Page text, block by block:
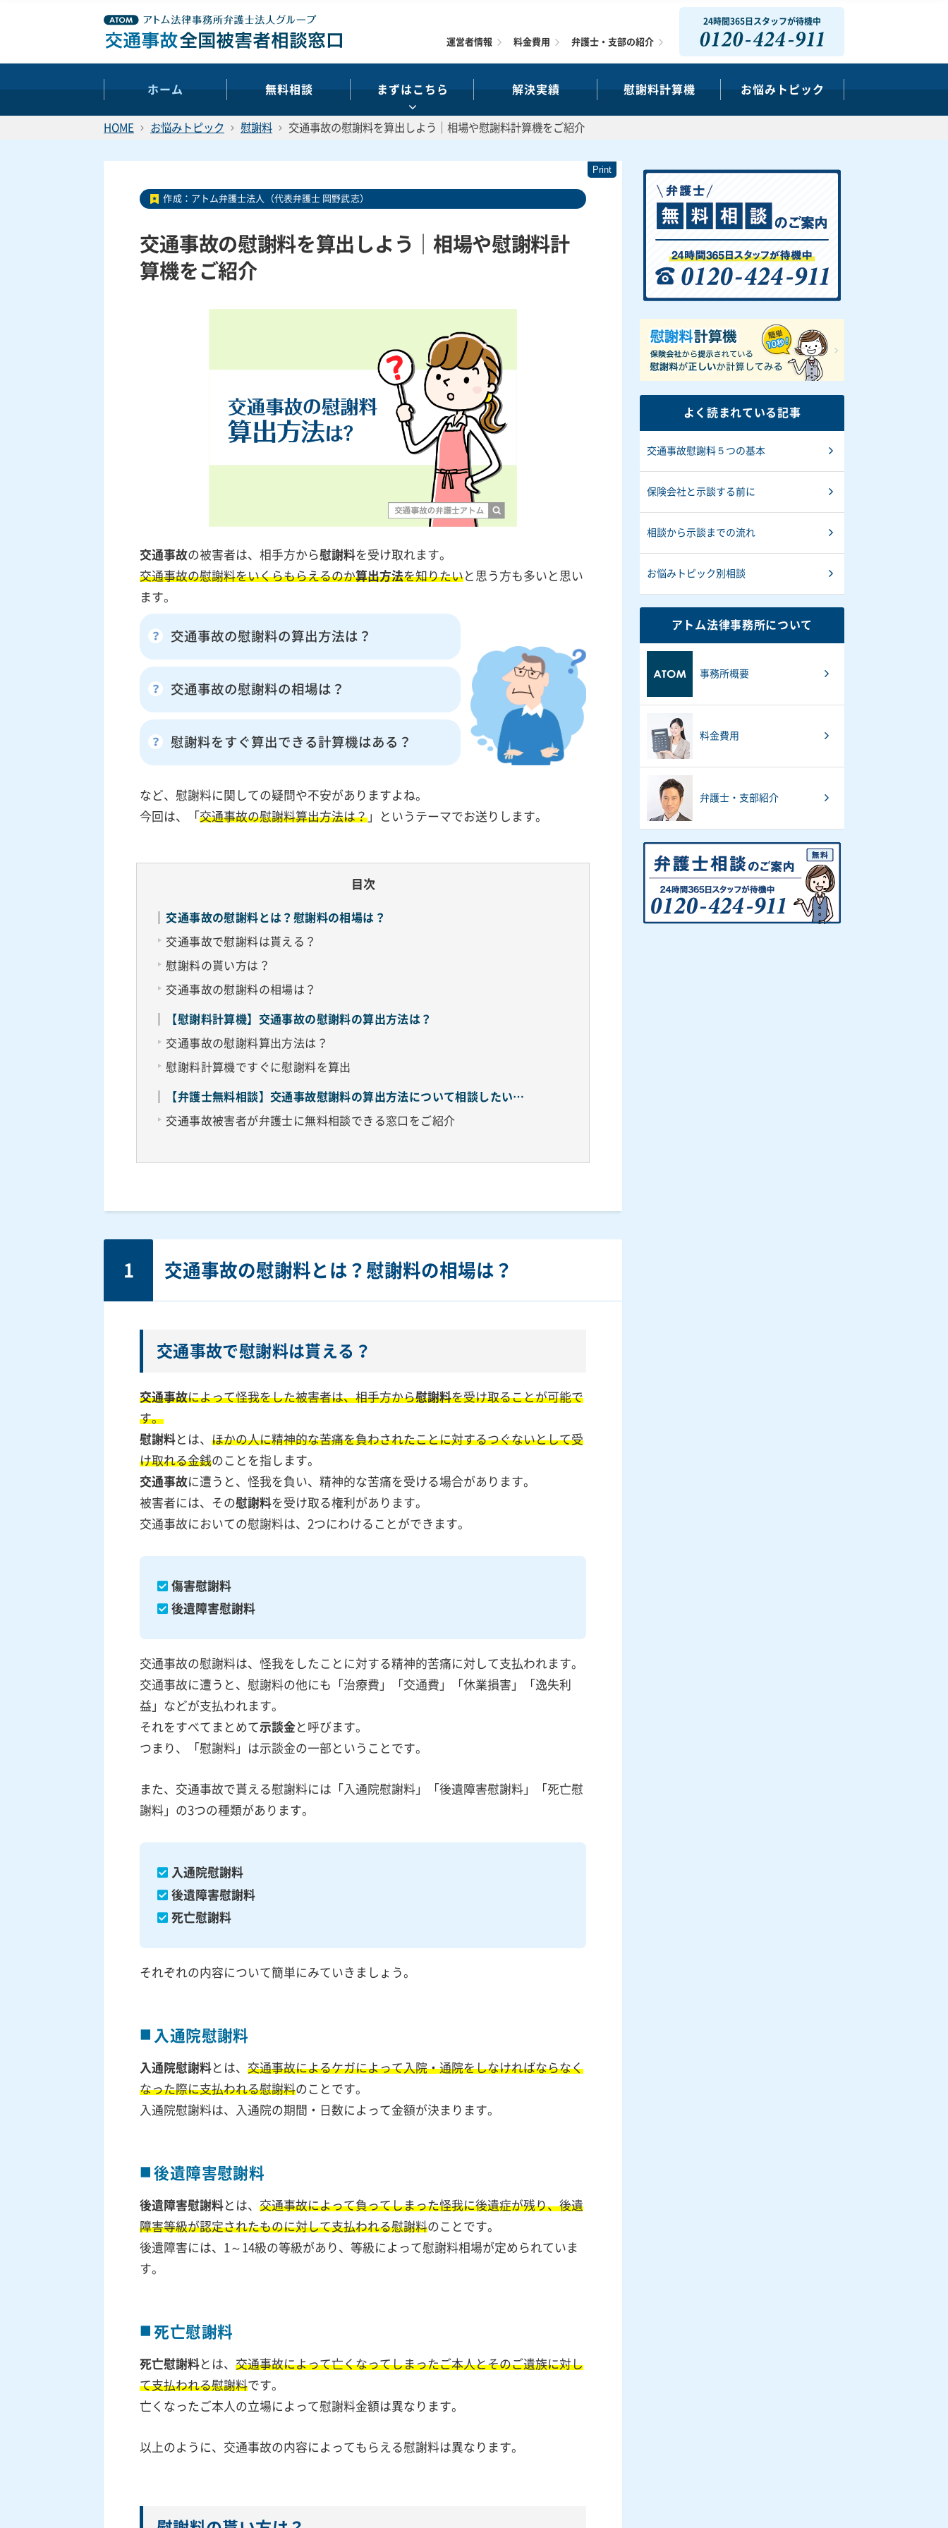
24時間365日スタッフが待機中
0120-424-911
ホーム 無料相談 まずはこちら 解決実績 慰謝料計算機 お悩みトピック
運営者情報 料金費用 弁護士・支部の紹介
HOME お悩みトピック 慰謝料 交通事故の慰謝料を算出しよう｜相場や慰謝料計算機をご紹介
作成： アトム弁護士法人（代表弁護士 岡野武志）
交通事故の慰謝料を算出しよう｜相場や慰謝料計
算機をご紹介
交通事故の被害者は、相手方から慰謝料を受け取れます。
交通事故の慰謝料をいくらもらえるのか算出方法を知りたいと思う方も多いと思い
ます。
交通事故の慰謝料の算出方法は？
交通事故の慰謝料の相場は？
慰謝料をすぐ算出できる計算機はある？
など、慰謝料に関しての疑問や不安がありますよね。
今回は、「交通事故の慰謝料算出方法は？ 」というテーマでお送りします。
目次
交通事故の慰謝料とは？慰謝料の相場は？
交通事故で慰謝料は貰える？
慰謝料の貰い方は？
交通事故の慰謝料の相場は？
【慰謝料計算機】交通事故の慰謝料の算出方法は？
交通事故の慰謝料算出方法は？
慰謝料計算機ですぐに慰謝料を算出
【弁護士無料相談】交通事故慰謝料の算出方法について相談したい…
交通事故被害者が弁護士に無料相談できる窓口をご紹介
1 交通事故の慰謝料とは？慰謝料の相場は？
交通事故で慰謝料は貰える？
交通事故によって怪我をした被害者は、相手方から慰謝料を受け取ることが可能で
す。
慰謝料とは、ほかの人に精神的な苦痛を負わされたことに対するつぐないとして受
け取れる金銭のことを指します。
交通事故に遭うと、怪我を負い、精神的な苦痛を受ける場合があります。
被害者には、その慰謝料を受け取る権利があります。
交通事故においての慰謝料は、2つにわけることができます。
傷害慰謝料
後遺障害慰謝料
交通事故の慰謝料は、怪我をしたことに対する精神的苦痛に対して支払われます。
交通事故に遭うと、慰謝料の他にも「治療費」「交通費」「休業損害」「逸失利
益」などが支払われます。
それをすべてまとめて示談金と呼びます。
つまり、「慰謝料」は示談金の一部ということです。
また、交通事故で貰える慰謝料には「入通院慰謝料」「後遺障害慰謝料」「死亡慰
謝料」の3つの種類があります。
入通院慰謝料
後遺障害慰謝料
死亡慰謝料
それぞれの内容について簡単にみていきましょう。
入通院慰謝料
入通院慰謝料とは、交通事故によるケガによって入院・通院をしなければならなく
なった際に支払われる慰謝料のことです。
入通院慰謝料は、入通院の期間・日数によって金額が決まります。
後遺障害慰謝料
後遺障害慰謝料とは、交通事故によって負ってしまった怪我に後遺症が残り、後遺
障害等級が認定されたものに対して支払われる慰謝料のことです。
後遺障害には、1～14級の等級があり、等級によって慰謝料相場が定められていま
す。
死亡慰謝料
死亡慰謝料とは、交通事故によって亡くなってしまったご本人とそのご遺族に対し
て支払われる慰謝料です。
亡くなったご本人の立場によって慰謝料金額は異なります。
以上のように、交通事故の内容によってもらえる慰謝料は異なります。
よく読まれている記事
交通事故慰謝料５つの基本
保険会社と示談する前に
相談から示談までの流れ
お悩みトピック別相談
アトム法律事務所について
事務所概要
料金費用
弁護士・支部紹介